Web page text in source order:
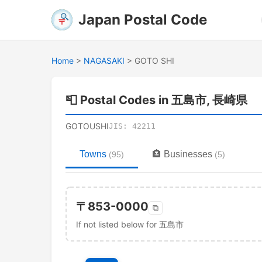
Japan Postal Code
Home > NAGASAKI > GOTO SHI
📮 Postal Codes in 五島市, 長崎県
GOTOUSHIJIS: 42211
Towns (95) 🏣 Businesses (5)
〒 853-0000 ⧉
If not listed below for 五島市